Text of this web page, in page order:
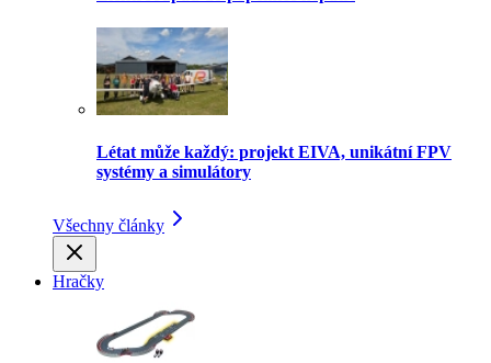
Létat může každý: projekt EIVA, unikátní FPV
systémy a simulátory
Všechny články
Hračky